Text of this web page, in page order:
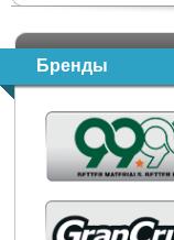
Бренды